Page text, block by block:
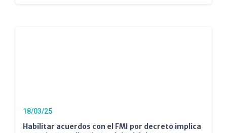
18/03/25
Habilitar acuerdos con el FMI por decreto implica